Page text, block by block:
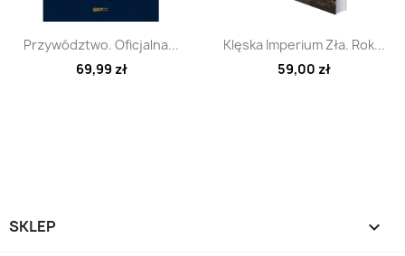
Szybki podgląd
Przywództwo. Oficjalna...
69,99 zł
Szybki podgląd
Klęska Imperium Zła. Rok...
59,00 zł
SKLEP 